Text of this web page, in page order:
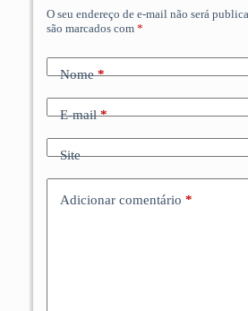
O seu endereço de e-mail não será
são marcados com *
Nome*
E-mail*
Site
Adicionar comentário *